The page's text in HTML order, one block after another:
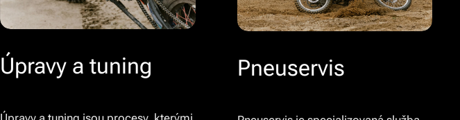
Úpravy a tuning Pneuservis